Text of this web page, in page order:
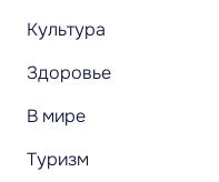
Культура
Здоровье
В мире
Туризм